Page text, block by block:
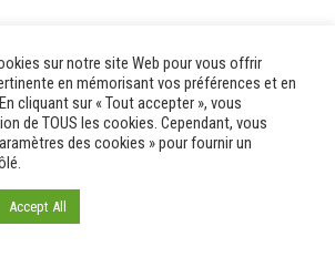
sur notre site Web pour vous offrir
en mémorisant vos préférences et en
cliquant sur « Tout accepter », vous
de TOUS les cookies. Cependant, vous
des cookies » pour fournir un
Accept All